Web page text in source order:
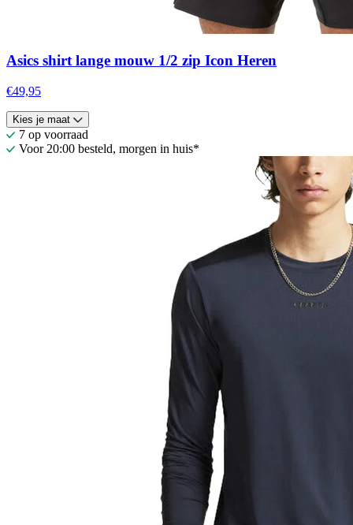
Asics shirt lange mouw 1/2 zip Icon Heren
€49,95
Kies je maat
7 op voorraad
Voor 20:00 besteld, morgen in huis*